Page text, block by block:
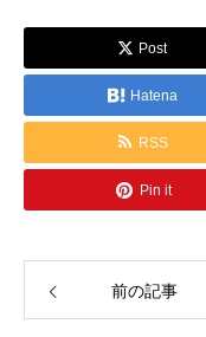
Post
Hatena
RSS
Pin it
前の記事